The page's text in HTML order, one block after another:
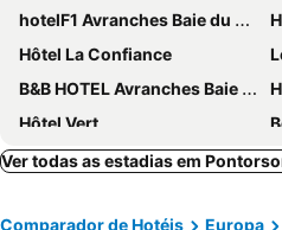
hotelF1 Avranches Baie du Mont Saint Michel
Hôtel La Confiance
B&B HOTEL Avranches Baie du Mont Saint-Michel
Hôtel Vert
Best Western Hotel Montgomery
Hôtel - Restaurant Eugenie
Ver todas as estadias em
Comparador de Hotéis Europa